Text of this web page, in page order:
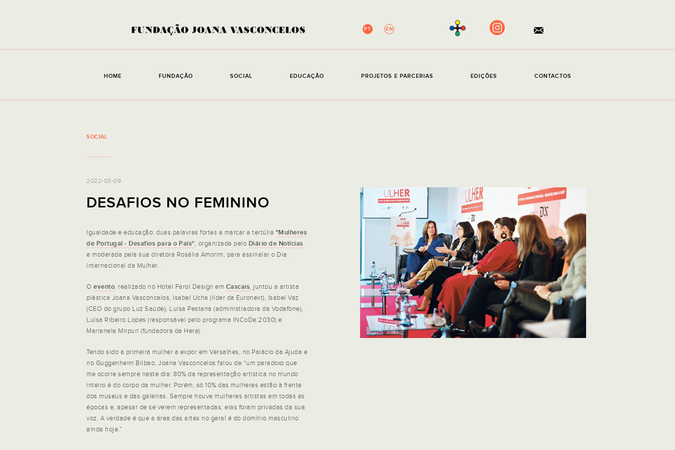
PT EN
Campos de preenchimento obrigatório.
EMAIL
HOME FUNDAÇÃO SOCIAL EDUCAÇÃO PROJETOS E PARCERIAS EDIÇÕES CONTACTOS
SOCIAL
2022-03-09
DESAFIOS NO FEMININO
Igualdade e educação: duas palavras fortes a marcar a tertúlia "Mulheres
de Portugal - Desafios para o País", organizada pelo Diário de Notícias
e moderada pela sua diretora Rosália Amorim, para assinalar o Dia
Internacional da Mulher.
O evento, realizado no Hotel Farol Design em Cascais, juntou a artista
plástica Joana Vasconcelos, Isabel Ucha (líder da Euronext), Isabel Vaz
(CEO do grupo Luz Saúde), Luísa Pestana (administradora da Vodafone),
Luísa Ribeiro Lopes (responsável pelo programa INCoDe.2030) e
Marianela Mirpuri (fundadora da Hera).
Tendo sido a primeira mulher a expor em Versalhes, no Palácio da Ajuda e
no Guggenheim Bilbao, Joana Vasconcelos falou de “um paradoxo que
me ocorre sempre neste dia: 80% da representação artística no mundo
inteiro é do corpo da mulher. Porém, só 10% das mulheres estão à frente
dos museus e das galerias. Sempre houve mulheres artistas em todas as
épocas e, apesar de se verem representadas, elas foram privadas da sua
voz. A verdade é que a área das artes no geral é do domínio masculino
ainda hoje.”